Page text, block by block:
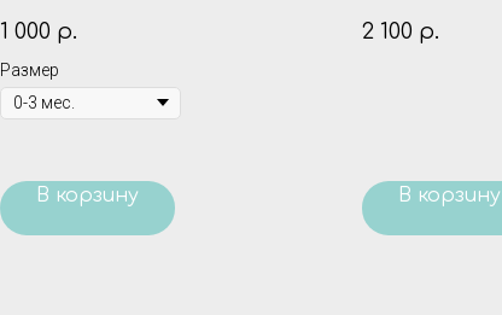
1 000 р.
Размер
В корзину
2 100 р.
В корзину